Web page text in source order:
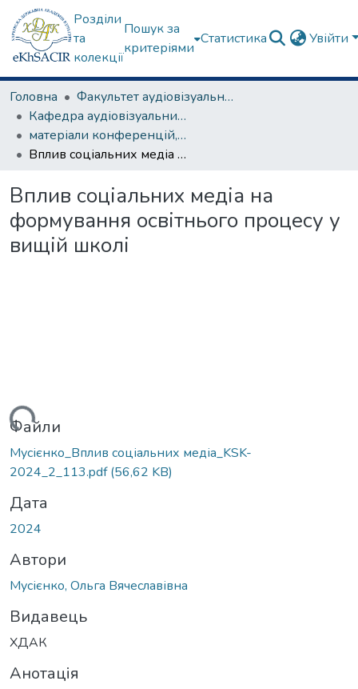
Розділи
та
колекції
Пошук за
критеріями
Статистика Увійти
Головна
Факультет аудіовізуального мистецтва
Кафедра аудіовізуальних медіа та медіакомунікацій
матеріали конференцій, семінарів, круглих столів та ін.
Вплив соціальних медіа на формування освітнього процесу у вищій школі
Вплив соціальних медіа на
формування освітнього процесу у
вищій школі
Файли
Мусієнко_Вплив соціальних медіа_KSK-
2024_2_113.pdf(56,62 KB)
Дата
2024
Автори
Мусієнко, Ольга Вячеславівна
Видавець
ХДАК
Анотація